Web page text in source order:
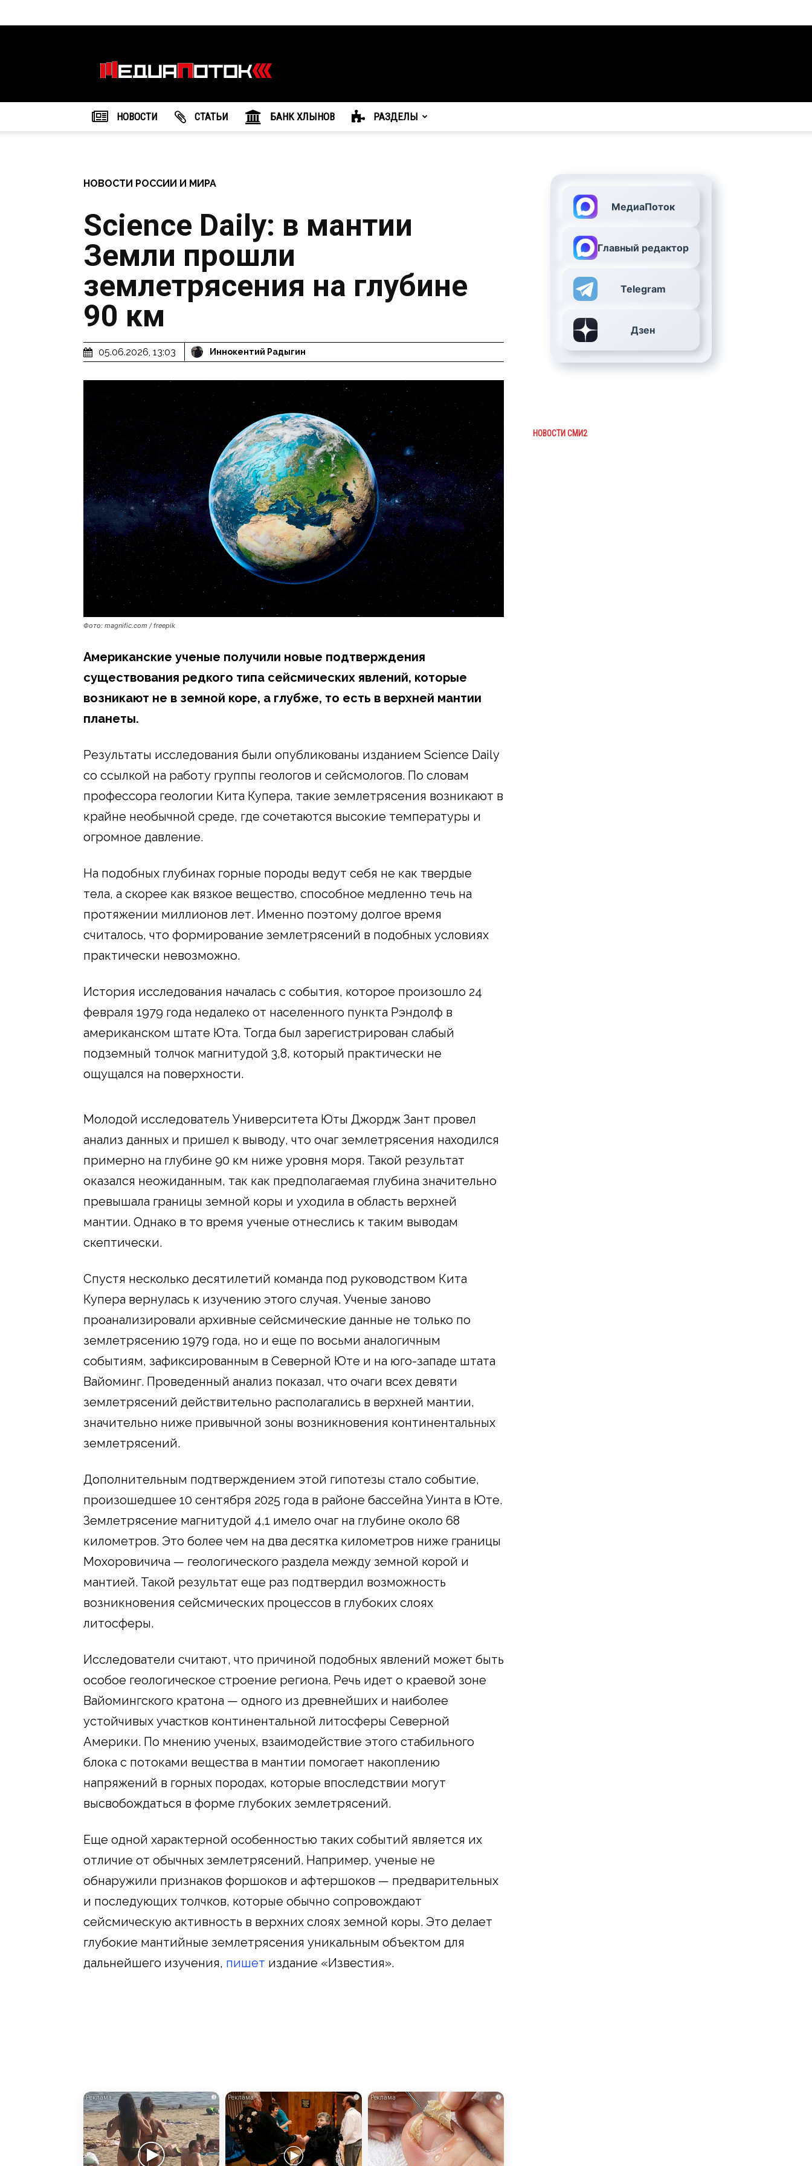
агентство
"МедиаПоток"
НОВОСТИ CТАТЬИ БАНК ХЛЫНОВ РАЗДЕЛЫ
НОВОСТИ РОССИИ И МИРА
Science Daily: в мантии
Земли прошли
землетрясения на глубине
90 км
05.06.2026, 13:03 Иннокентий Радыгин
Фото: magnific.com / freepik
Американские ученые получили новые подтверждения
существования редкого типа сейсмических явлений, которые
возникают не в земной коре, а глубже, то есть в верхней мантии
планеты.
Результаты исследования были опубликованы изданием Science Daily
со ссылкой на работу группы геологов и сейсмологов. По словам
профессора геологии Кита Купера, такие землетрясения возникают в
крайне необычной среде, где сочетаются высокие температуры и
огромное давление.
На подобных глубинах горные породы ведут себя не как твердые
тела, а скорее как вязкое вещество, способное медленно течь на
протяжении миллионов лет. Именно поэтому долгое время
считалось, что формирование землетрясений в подобных условиях
практически невозможно.
История исследования началась с события, которое произошло 24
февраля 1979 года недалеко от населенного пункта Рэндолф в
американском штате Юта. Тогда был зарегистрирован слабый
подземный толчок магнитудой 3,8, который практически не
ощущался на поверхности.
Молодой исследователь Университета Юты Джордж Зант провел
анализ данных и пришел к выводу, что очаг землетрясения находился
примерно на глубине 90 км ниже уровня моря. Такой результат
оказался неожиданным, так как предполагаемая глубина значительно
превышала границы земной коры и уходила в область верхней
мантии. Однако в то время ученые отнеслись к таким выводам
скептически.
Спустя несколько десятилетий команда под руководством Кита
Купера вернулась к изучению этого случая. Ученые заново
проанализировали архивные сейсмические данные не только по
землетрясению 1979 года, но и еще по восьми аналогичным
событиям, зафиксированным в Северной Юте и на юго-западе штата
Вайоминг. Проведенный анализ показал, что очаги всех девяти
землетрясений действительно располагались в верхней мантии,
значительно ниже привычной зоны возникновения континентальных
землетрясений.
Дополнительным подтверждением этой гипотезы стало событие,
произошедшее 10 сентября 2025 года в районе бассейна Уинта в Юте.
Землетрясение магнитудой 4,1 имело очаг на глубине около 68
километров. Это более чем на два десятка километров ниже границы
Мохоровичича — геологического раздела между земной корой и
мантией. Такой результат еще раз подтвердил возможность
возникновения сейсмических процессов в глубоких слоях
литосферы.
Исследователи считают, что причиной подобных явлений может быть
особое геологическое строение региона. Речь идет о краевой зоне
Вайомингского кратона — одного из древнейших и наиболее
устойчивых участков континентальной литосферы Северной
Америки. По мнению ученых, взаимодействие этого стабильного
блока с потоками вещества в мантии помогает накоплению
напряжений в горных породах, которые впоследствии могут
высвобождаться в форме глубоких землетрясений.
Еще одной характерной особенностью таких событий является их
отличие от обычных землетрясений. Например, ученые не
обнаружили признаков форшоков и афтершоков — предварительных
и последующих толчков, которые обычно сопровождают
сейсмическую активность в верхних слоях земной коры. Это делает
глубокие мантийные землетрясения уникальным объектом для
дальнейшего изучения, пишет издание «Известия».
i i i
МедиаПоток
Главный редактор
Telegram
Дзен
НОВОСТИ СМИ2